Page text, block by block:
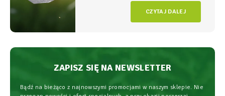
fundament świadomego wspierania
organizmu, łączący wysoką skuteczność z
najwyższym bezpieczeństwem
CZYTAJ DALEJ
ZAPISZ SIĘ NA NEWSLETTER
Bądź na bieżąco z najnowszymi promocjami w naszym sklepie. Nie